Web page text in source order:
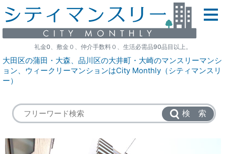
礼金0、敷金０、仲介手数料０、生活必需品90品目以上。
大田区の蒲田・大森、品川区の大井町・大崎のマンスリーマンシ
ョン、ウィークリーマンションはCity Monthly（シティマンスリ
ー）
検 索